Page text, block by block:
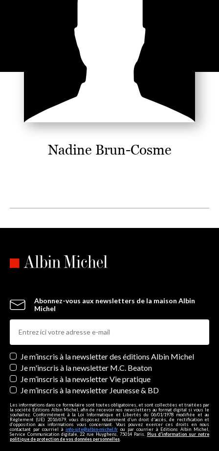
Nadine Brun-Cosme
Abonnez-vous aux newsletters de la maison Albin
Michel
Newsletters
Je m’inscris à la newsletter des éditions Albin Michel
Je m'inscris à la newsletter M.C. Beaton
Je m’inscris à la newsletter Vie pratique
Je m’inscris à la newsletter Jeunesse & BD
Les informations dans ce formulaire sont toutes obligatoires, et sont collectées et traitées par
la société Editions Albin Michel, afin de recevoir nos newsletters au format digital si vous le
souhaitez. Conformément à la Loi Informatique et Libertés du 06/01/1978 modifiée et au
Règlement (UE) 2016/679, vous disposez notamment d'un droit d'accès, de rectification et
d’opposition aux informations vous concernant. Vous pouvez exercer ces droits en nous
contactant par courriel à info-site@albin-michel.fr ou par courrier à Editions Albin Michel,
Service Communication digitale, 22 rue Huyghens, 75014 Paris. Plus d’information sur notre
politique de protection de vos données personnelles